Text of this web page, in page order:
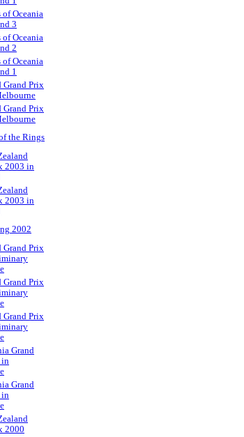
Oceania
3
Oceania
2
Oceania
1
Grand Prix
Grand Prix
the Rings
2003 in
2003 in
2002
Grand Prix
Grand Prix
Grand Prix
Grand
in
Grand
in
2000